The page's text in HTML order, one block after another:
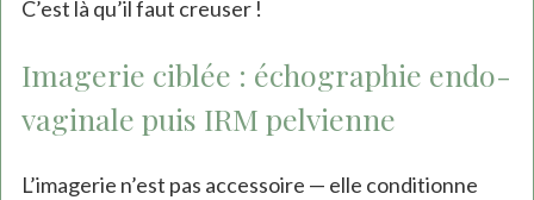
C’est là qu’il faut creuser !
Imagerie ciblée : échographie endo-
vaginale puis IRM pelvienne
L’imagerie n’est pas accessoire — elle conditionne